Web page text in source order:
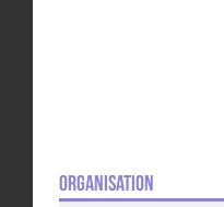
Organisation